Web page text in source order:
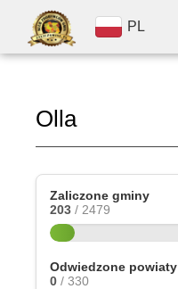
PL
Olla
Zaliczone gminy
203 / 2479
Odwiedzone powiaty
0 / 330